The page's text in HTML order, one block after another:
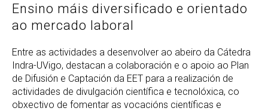
Ensino máis diversificado e orientado
ao mercado laboral
Entre as actividades a desenvolver ao abeiro da Cátedra
Indra-UVigo, destacan a colaboración e o apoio ao Plan
de Difusión e Captación da EET para a realización de
actividades de divulgación científica e tecnolóxica, co
obxectivo de fomentar as vocacións científicas e